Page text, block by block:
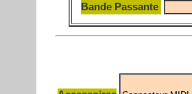
Bande Passante